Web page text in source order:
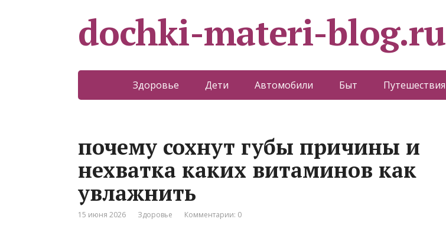
dochki-materi-blog.ru
Здоровье Дети Автомобили Быт Путешествия
почему сохнут губы причины и
нехватка каких витаминов как
увлажнить
15 июня 2026 Здоровье Комментарии: 0